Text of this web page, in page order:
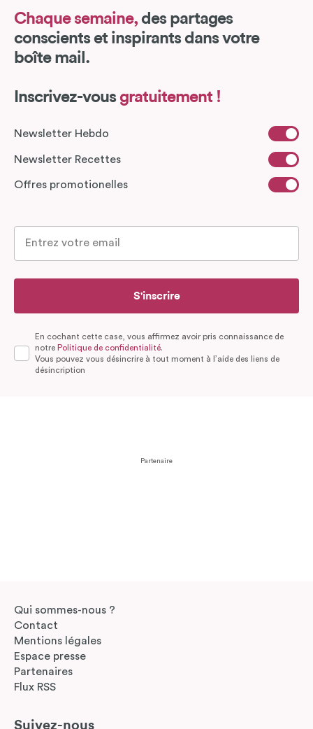
Chaque semaine, des partages
conscients et inspirants dans votre
boîte mail.
Inscrivez-vous gratuitement !
Newsletter Hebdo
Newsletter Recettes
Offres promotionelles
S'inscrire
En cochant cette case, vous affirmez avoir pris connaissance de
notre Politique de confidentialité.
Vous pouvez vous désincrire à tout moment à l’aide des liens de
désincription
Partenaire
Qui sommes-nous ?
Contact
Mentions légales
Espace presse
Partenaires
Flux RSS
Suivez-nous